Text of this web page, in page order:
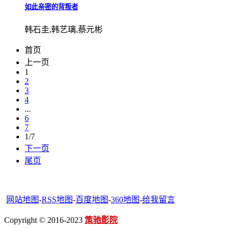
如此亲密的背叛者
韩石圭,韩艺璃,蔡元彬
首页
上一页
1
2
3
4
...
6
7
1/7
下一页
尾页
网站地图-RSS地图-百度地图-360地图-给我留言
Copyright © 2016-2023 策驰影院